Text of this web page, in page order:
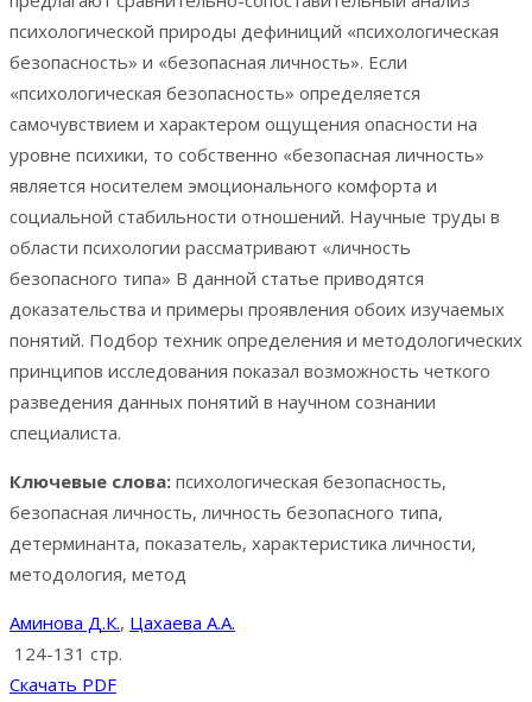
психологической природы дефиниций «психологическая
безопасность» и «безопасная личность». Если
«психологическая безопасность» определяется
самочувствием и характером ощущения опасности на
уровне психики, то собственно «безопасная личность»
является носителем эмоционального комфорта и
социальной стабильности отношений. Научные труды в
области психологии рассматривают «личность
безопасного типа» В данной статье приводятся
доказательства и примеры проявления обоих изучаемых
понятий. Подбор техник определения и методологических
принципов исследования показал возможность четкого
разведения данных понятий в научном сознании
специалиста.
Ключевые слова: психологическая безопасность,
безопасная личность, личность безопасного типа,
детерминанта, показатель, характеристика личности,
методология, метод
Аминова Д.К., Цахаева А.А.
124-131 стр.
Скачать PDF